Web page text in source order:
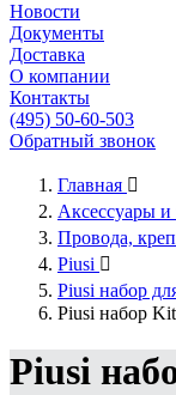
Новости
Документы
Доставка
О компании
Контакты
(495) 50-60-503
Обратный звонок
Главная 
Аксессуары и
Провода,
Piusi 
Piusi набор
Piusi набор
Piusi